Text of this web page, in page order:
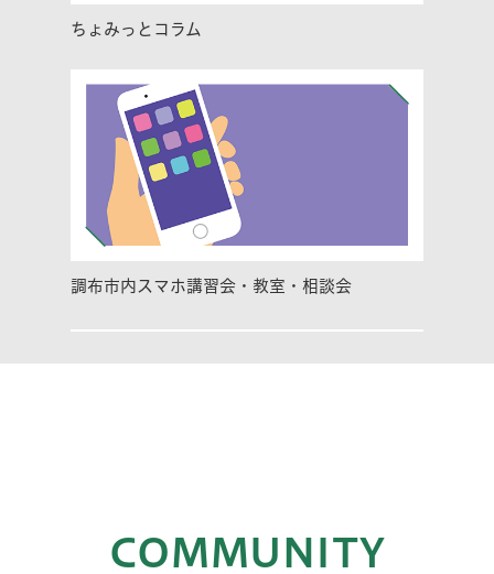
ちょみっとコラム
調布市内スマホ講習会・教室・相談会
COMMUNITY